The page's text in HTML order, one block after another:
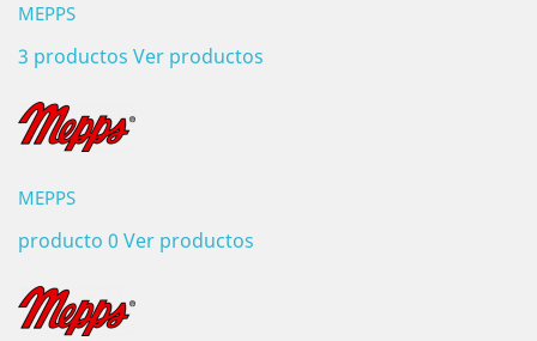
MEPPS
3 productos Ver productos
MEPPS
producto 0 Ver productos